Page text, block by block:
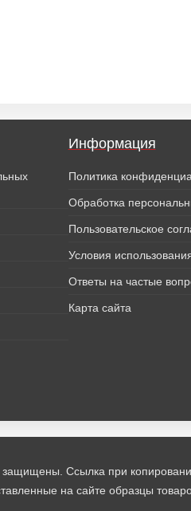
Информация
Политика
Обработка
Пользовательское
Условия
Ответы на частые
Карта сайта
Ссылка при
на сайте образцы